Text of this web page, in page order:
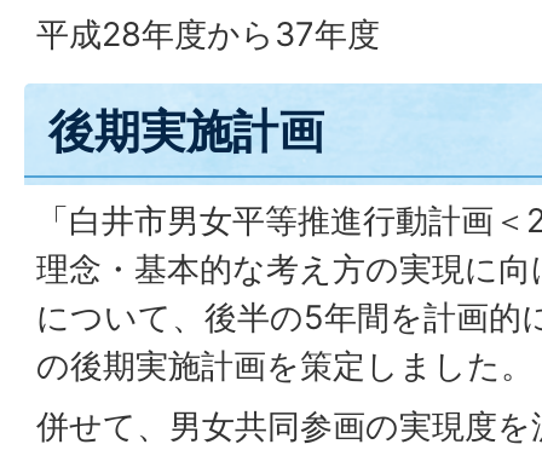
平成28年度から37年度
後期実施計画
「白井市男女平等推進行動計画
理念・基本的な考え方の実現に
について、後半の5年間を計画的
の後期実施計画を策定しました。
併せて、男女共同参画の実現度